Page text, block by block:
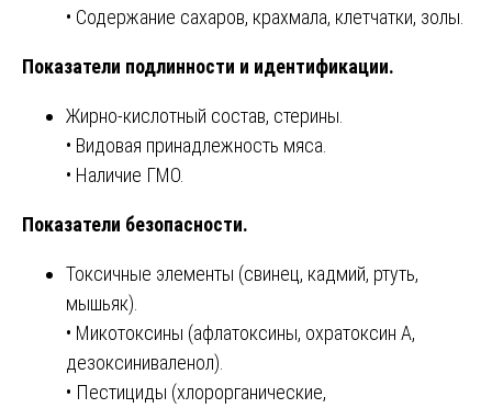
• Содержание сахаров, крахмала, клетчатки, золы.
Показатели подлинности и идентификации.
Жирно-кислотный состав, стерины.
• Видовая принадлежность мяса.
• Наличие ГМО.
Показатели безопасности.
Токсичные элементы (свинец, кадмий, ртуть,
мышьяк).
• Микотоксины (афлатоксины, охратоксин А,
дезоксиниваленол).
• Пестициды (хлорорганические,